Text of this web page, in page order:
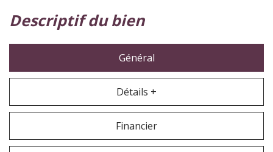
descriptif du bien
Général
Détails +
Financier